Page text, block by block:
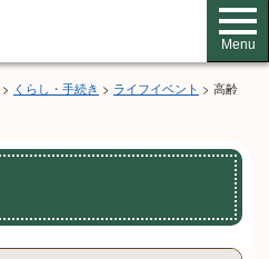
Menu
> くらし・手続き > ライフイベント > 高齢